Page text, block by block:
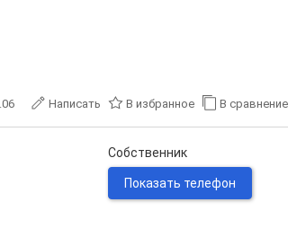
Написать В избранное В сравнение
Собственник
Показать телефон